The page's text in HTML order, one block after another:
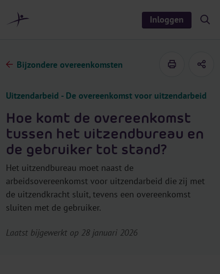
Inloggen
S
i
e
Bijzondere overeenkomsten
Uitzendarbeid - De overeenkomst voor uitzendarbeid
Hoe komt de overeenkomst
tussen het uitzendbureau en
de gebruiker tot stand?
Het uitzendbureau moet naast de
arbeidsovereenkomst voor uitzendarbeid die zij met
de uitzendkracht sluit, tevens een overeenkomst
sluiten met de gebruiker.
Laatst bijgewerkt op 28 januari 2026